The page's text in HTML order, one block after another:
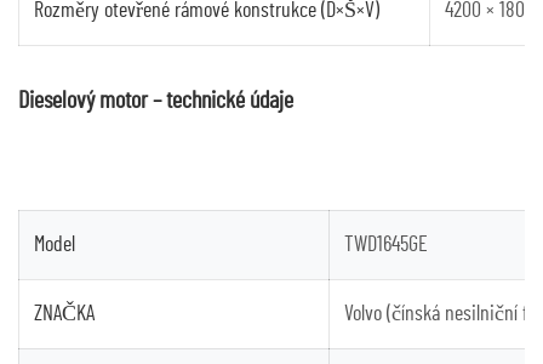
Rozměry otevřené rámové konstrukce (D×Š×V) 4200 × 1800
Dieselový motor – technické údaje
Model TWD1645GE
ZNAČKA Volvo (čínská nesilniční